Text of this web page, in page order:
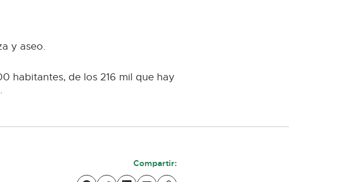
y aseo.
habitantes, de los 216 mil que hay
Compartir: